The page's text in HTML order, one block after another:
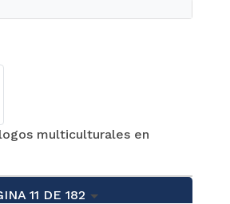
multiculturales en
11 DE 182